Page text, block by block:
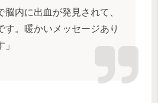
脳内に出血が発見されて、
す。暖かいメッセージあり